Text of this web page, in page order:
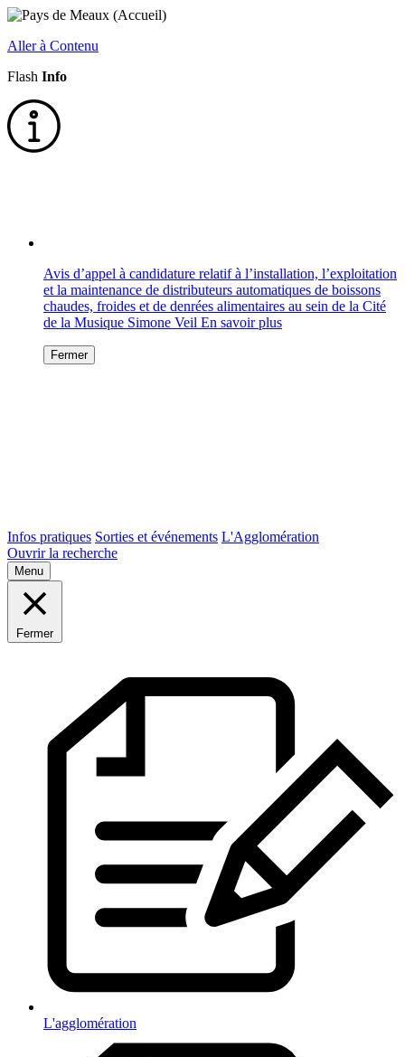
Aller à Contenu
Flash Info
Avis d’appel à candidature relatif à l’installation, l’exploitation
et la maintenance de distributeurs automatiques de boissons
chaudes, froides et de denrées alimentaires au sein de la Cité
de la Musique Simone Veil En savoir plus
Fermer
Infos pratiques Sorties et événements L'Agglomération
Ouvrir la recherche
Menu
Fermer
L'agglomération